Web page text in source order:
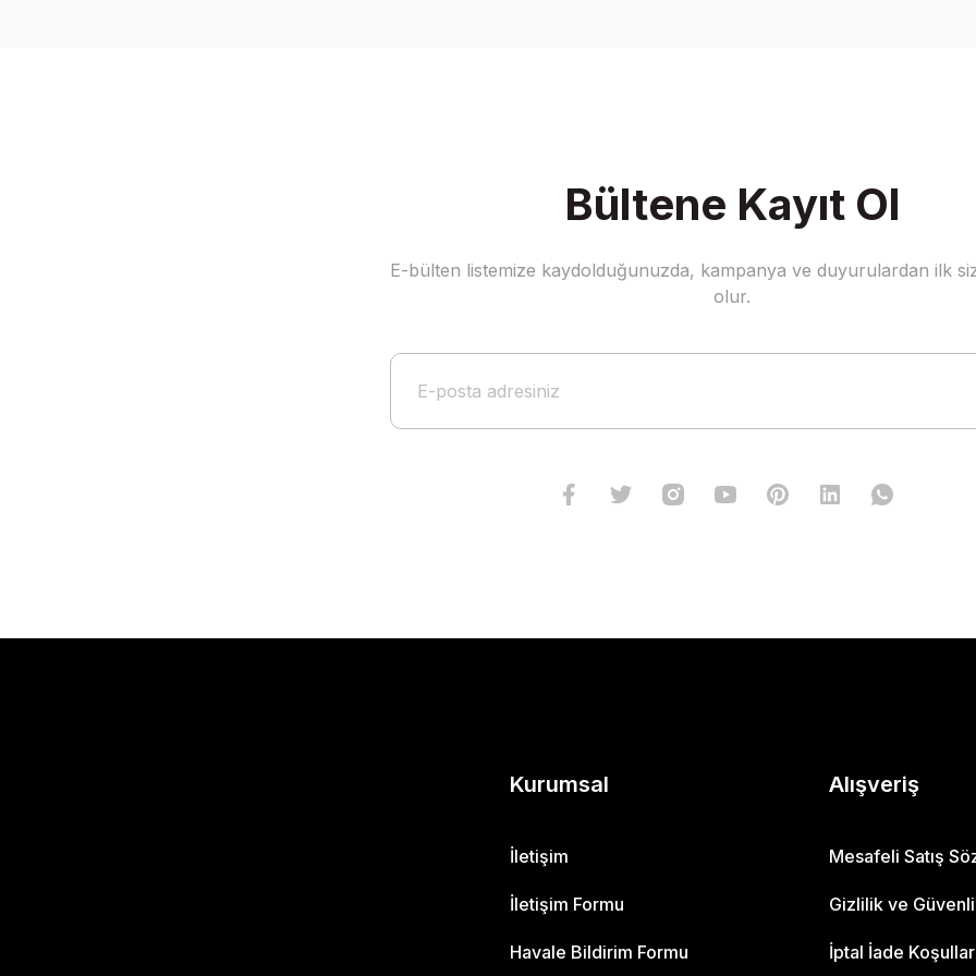
Bültene Kayıt Ol
E-bülten listemize kaydolduğunuzda, kampanya ve duyurulardan ilk
olur.
Kurumsal
İletişim
İletişim Formu
Havale Bildirim Formu
Alışveriş
Mesafeli Satış
Gizlilik ve
İptal İade